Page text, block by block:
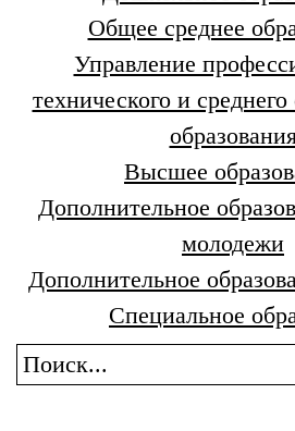
Общее среднее
Управление
технического и
Высшее
Дополнительное
молодежи
Дополнительное
Специальное